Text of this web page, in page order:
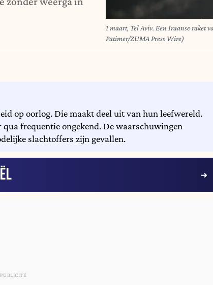
1 maart, Tel Aviv. Een Iraanse raket
Patimer/ZUMA Press Wire)
op oorlog. Die maakt deel uit van hun leefwereld.
frequentie ongekend. De waarschuwingen
slachtoffers zijn gevallen.